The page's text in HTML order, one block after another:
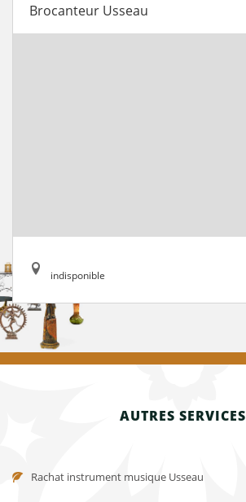
Brocanteur Usseau
indisponible
AUTRES SERVICES
Rachat instrument musique Usseau